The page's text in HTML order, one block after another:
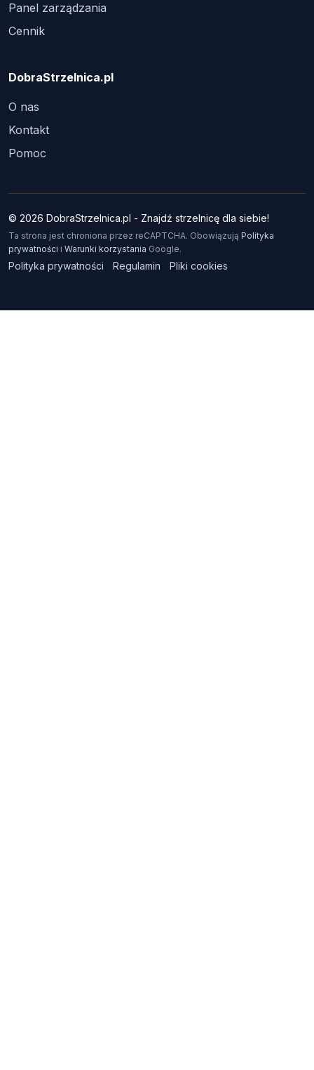
Panel zarządzania
Cennik
DobraStrzelnica.pl
O nas
Kontakt
Pomoc
© 2026 DobraStrzelnica.pl - Znajdź strzelnicę dla siebie!
Ta strona jest chroniona przez reCAPTCHA. Obowiązują Polityka
prywatności i Warunki korzystania Google.
Polityka prywatności Regulamin Pliki cookies